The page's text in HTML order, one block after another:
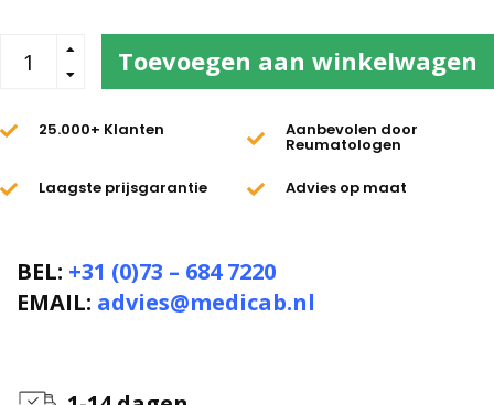
Toevoegen aan winkelwagen
25.000+ Klanten Aanbevolen door
Reumatologen
Laagste prijsgarantie Advies op maat
BEL: +31 (0)73 – 684 7220
EMAIL: advies@medicab.nl